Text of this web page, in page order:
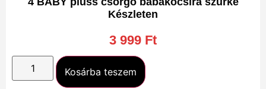
Készleten
3 999 Ft
Kosárba teszem